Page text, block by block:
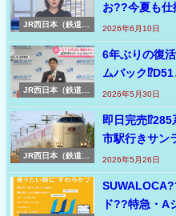
JR西日本（鉄道コ
お??今夏も仕
2026年6月10日
JR西日本（鉄道コ
6年ぶりの復
ムバック
2026年5月30日
JR西日本（鉄道コ
即日完売
市駅行きサン
2026年5月26日
ド??特急・A